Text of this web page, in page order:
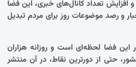
تعداد کانال‌های خبری، این فضا
و رصد موضوعات روز برای مردم تبدیل
فضا لحظه‌ای است و روزانه هزاران
حتی از دورترین نقاط، در آن منتشر